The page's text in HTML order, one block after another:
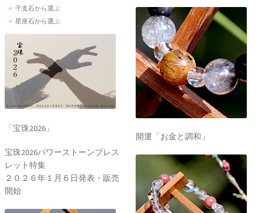
干支石から選ぶ
星座石から選ぶ
「宝珠2026」
宝珠2026パワーストーンブレス
レット特集
２０２６年１月６日発表・販売
開始
開運「お金と調和」